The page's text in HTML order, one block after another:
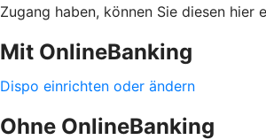
Zugang haben, können Sie diesen hier
Mit OnlineBanking
Dispo einrichten oder ändern
Ohne OnlineBanking